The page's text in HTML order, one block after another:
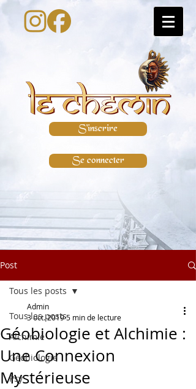
S'inscrire
Se connecter
Post
Tous les posts
Alchimie
Géobiologie
Psy
Tous les posts
Géobiologie et Alchimie :
Une Connexion
Mystérieuse
Admin
3 oct. 20195 min de lecture